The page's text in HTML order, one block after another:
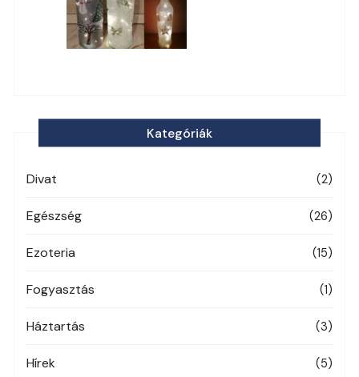
Kategóriák
Divat (2)
Egészség (26)
Ezoteria (15)
Fogyasztás (1)
Háztartás (3)
Hírek (5)